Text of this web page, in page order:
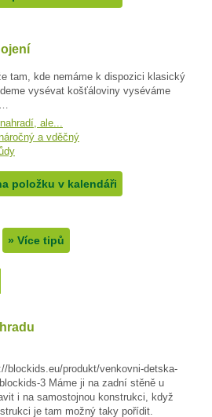
tam, kde nemáme k dispozici klasický
vysévat košťáloviny vyséváme
ale...
a vděčný
položku v kalendáři
» Více tipů
blockids.eu/produkt/venkovni-detska-
3 Máme ji na zadní stěně u
i na samostojnou konstrukci, když
je tam možný taky pořídit.